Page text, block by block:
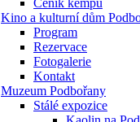
Ceník kempu
Kino a kulturní dům
Program
Rezervace
Fotogalerie
Kontakt
Muzeum Podbořany
Stálé expozice